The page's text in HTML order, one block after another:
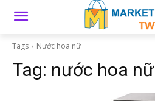
Tags Nước hoa nữ
Tag: nước hoa nữ